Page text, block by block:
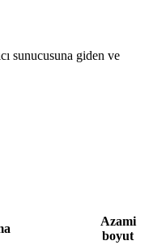
sunucusuna giden ve
Azami
boyut